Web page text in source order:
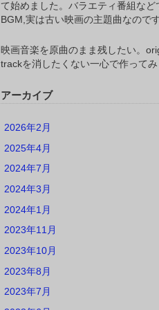
て始めました。バラエティ番組など
BGM,実は古い映画の主題曲なのです
映画音楽を原曲のまま残したい。
trackを消したくない一心で作ってみ
アーカイブ
2026年2月
2025年4月
2024年7月
2024年3月
2024年1月
2023年11月
2023年10月
2023年8月
2023年7月